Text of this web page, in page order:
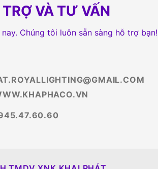
TRỢ VÀ TƯ VẤN
Chúng tôi luôn sẵn sàng hỗ trợ bạn!